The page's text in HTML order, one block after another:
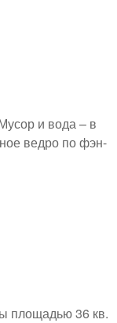
и вода – в
ведро по фэн-
площадью 36 кв.